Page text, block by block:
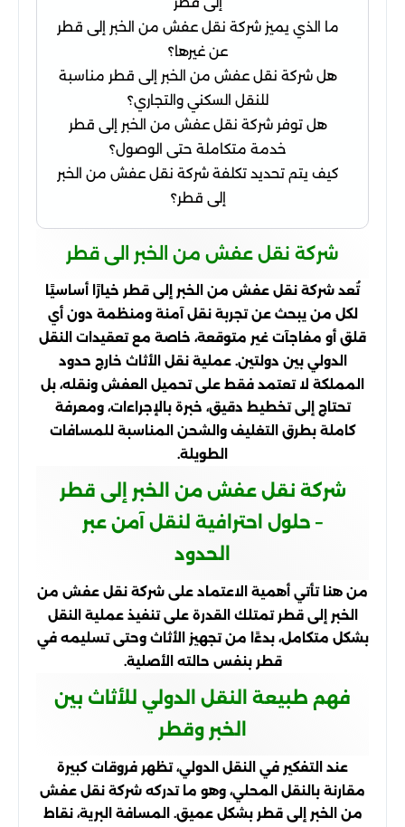
ما الذي يميز شركة نقل عفش من الخبر إلى قطر
عن غيرها؟
هل شركة نقل عفش من الخبر إلى قطر مناسبة
للنقل السكني والتجاري؟
هل توفر شركة نقل عفش من الخبر إلى قطر
خدمة متكاملة حتى الوصول؟
كيف يتم تحديد تكلفة شركة نقل عفش من الخبر
إلى قطر؟
شركة نقل عفش من الخبر الى قطر
تُعد شركة نقل عفش من الخبر إلى قطر خيارًا أساسيًا
لكل من يبحث عن تجربة نقل آمنة ومنظمة دون أي
قلق أو مفاجآت غير متوقعة، خاصة مع تعقيدات النقل
الدولي بين دولتين. عملية نقل الأثاث خارج حدود
المملكة لا تعتمد فقط على تحميل العفش ونقله، بل
تحتاج إلى تخطيط دقيق، خبرة بالإجراءات، ومعرفة
كاملة بطرق التغليف والشحن المناسبة للمسافات
الطويلة.
شركة نقل عفش من الخبر إلى قطر
– حلول احترافية لنقل آمن عبر
الحدود
من هنا تأتي أهمية الاعتماد على شركة نقل عفش من
الخبر إلى قطر تمتلك القدرة على تنفيذ عملية النقل
بشكل متكامل، بدءًا من تجهيز الأثاث وحتى تسليمه في
قطر بنفس حالته الأصلية.
فهم طبيعة النقل الدولي للأثاث بين
الخبر وقطر
عند التفكير في النقل الدولي، تظهر فروقات كبيرة
مقارنة بالنقل المحلي، وهو ما تدركه شركة نقل عفش
من الخبر إلى قطر بشكل عميق. المسافة البرية، نقاط